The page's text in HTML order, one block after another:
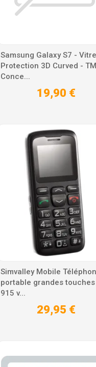
Samsung Galaxy S7 -
Protection 3D Curved - TM
Conce...
19,90 €
Simvalley Mobile
portable grandes touches
915 v...
29,95 €